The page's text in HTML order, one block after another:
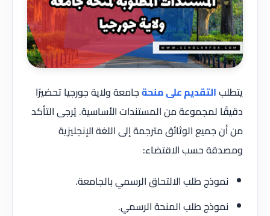
يتطلبالتقديم على منحةجامعة ولاية جورجيا تحضيرًا
دقيقًا لمجموعة من المستندات الأساسية. يُرجى التأكد
من أن جميع الوثائق مترجمة إلى اللغة الإنجليزية
ومصدقة حسب الاقتضاء:
نموذج طلب الالتحاق الرسمي بالجامعة.
نموذج طلب المنحة الرسمي.